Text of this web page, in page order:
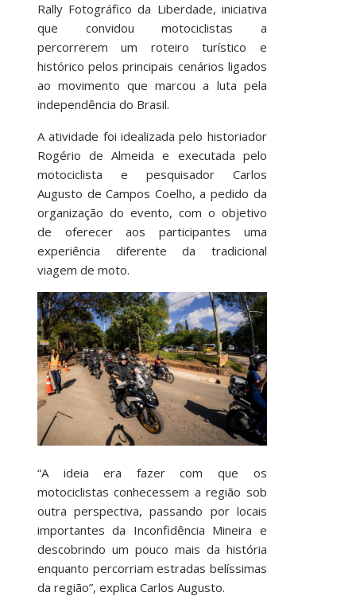
Rally Fotográfico da Liberdade, iniciativa
que convidou motociclistas a
percorrerem um roteiro turístico e
histórico pelos principais cenários ligados
ao movimento que marcou a luta pela
independência do Brasil.
A atividade foi idealizada pelo historiador
Rogério de Almeida e executada pelo
motociclista e pesquisador Carlos
Augusto de Campos Coelho, a pedido da
organização do evento, com o objetivo
de oferecer aos participantes uma
experiência diferente da tradicional
viagem de moto.
“A ideia era fazer com que os
motociclistas conhecessem a região sob
outra perspectiva, passando por locais
importantes da Inconfidência Mineira e
descobrindo um pouco mais da história
enquanto percorriam estradas belíssimas
da região”, explica Carlos Augusto.